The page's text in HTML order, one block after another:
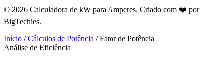
© 2026 Calculadora de kW para Amperes. Criado com ❤️ por
BigTechies.
Início /Cálculos de Potência /Fator de Potência
Análise de Eficiência